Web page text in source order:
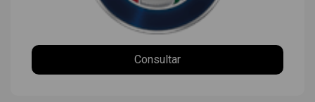
Consultar